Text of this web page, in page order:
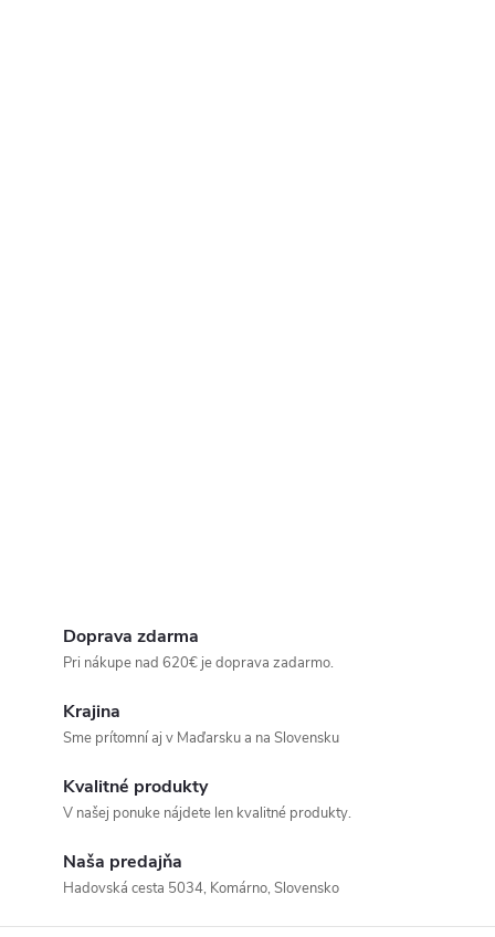
Doprava zdarma
Pri nákupe nad 620€ je doprava zadarmo.
Krajina
Sme prítomní aj v Maďarsku a na Slovensku
Kvalitné produkty
V našej ponuke nájdete len kvalitné produkty.
Naša predajňa
Hadovská cesta 5034, Komárno, Slovensko